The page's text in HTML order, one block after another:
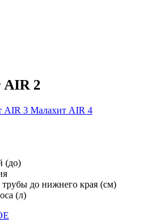
AIR 2
AIR 3 Малахит AIR 4
(до)
до нижнего края (см)
(л)